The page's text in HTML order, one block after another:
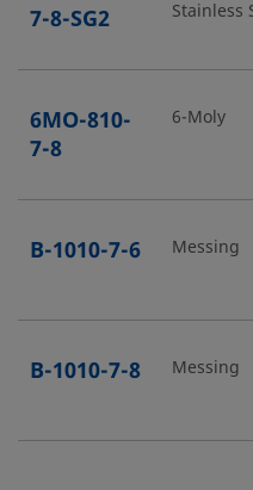
7-8-SG2
Stainless
6MO-810-
7-8
6-Moly
B-1010-7-6 Messing
B-1010-7-8 Messing